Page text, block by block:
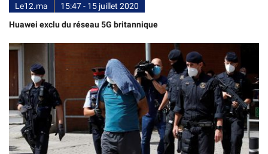
Le12.ma
15:47 - 15 juillet 2020
Huawei exclu du réseau 5G britannique